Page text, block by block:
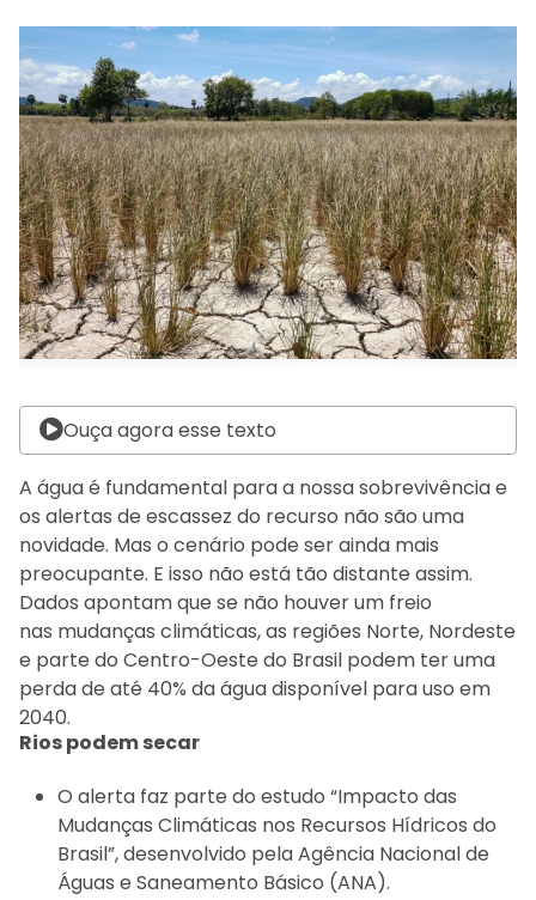
Ouça agora esse texto
A água é fundamental para a nossa sobrevivência e
os alertas de escassez do recurso não são uma
novidade. Mas o cenário pode ser ainda mais
preocupante. E isso não está tão distante assim.
Dados apontam que se não houver um freio
nas mudanças climáticas, as regiões Norte, Nordeste
e parte do Centro-Oeste do Brasil podem ter uma
perda de até 40% da água disponível para uso em
2040.
Rios podem secar
O alerta faz parte do estudo “Impacto das
Mudanças Climáticas nos Recursos Hídricos do
Brasil”, desenvolvido pela Agência Nacional de
Águas e Saneamento Básico (ANA).